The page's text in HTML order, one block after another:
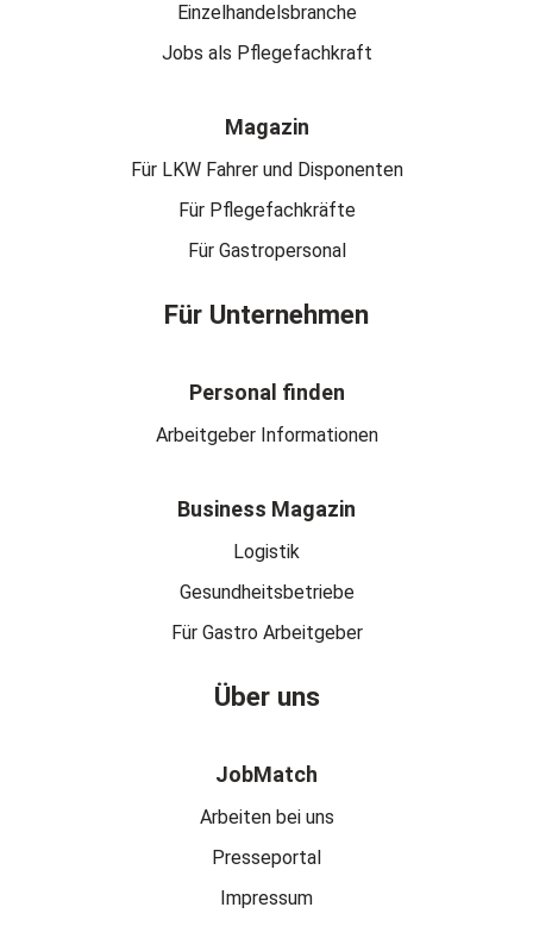
Einzelhandelsbranche
Jobs als Pflegefachkraft
Magazin
Für LKW Fahrer und Disponenten
Für Pflegefachkräfte
Für Gastropersonal
Für Unternehmen
Personal finden
Arbeitgeber Informationen
Business Magazin
Logistik
Gesundheitsbetriebe
Für Gastro Arbeitgeber
Über uns
JobMatch
Arbeiten bei uns
Presseportal
Impressum